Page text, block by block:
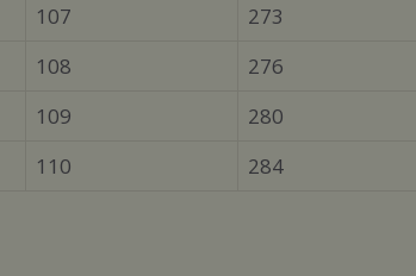
107
273
108
276
109
280
110 284